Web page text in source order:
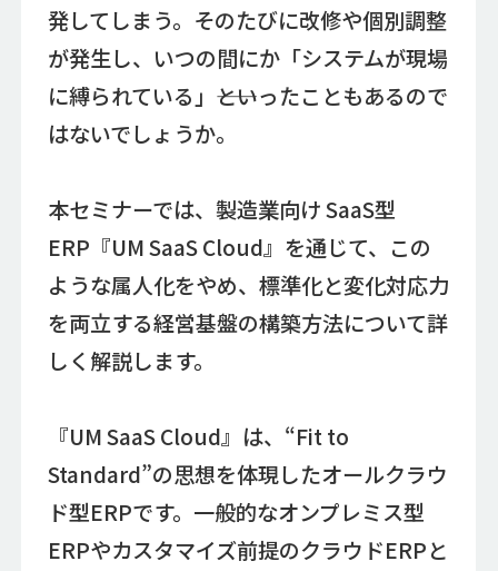
発してしまう。そのたびに改修や個別調整
が発生し、いつの間にか「システムが現場
に縛られている」――といったこともあるので
はないでしょうか。
本セミナーでは、製造業向け SaaS型
ERP『UM SaaS Cloud』を通じて、この
ような属人化をやめ、標準化と変化対応力
を両立する経営基盤の構築方法について詳
しく解説します。
『UM SaaS Cloud』は、“Fit to
Standard”の思想を体現したオールクラウ
ド型ERPです。一般的なオンプレミス型
ERPやカスタマイズ前提のクラウドERPと